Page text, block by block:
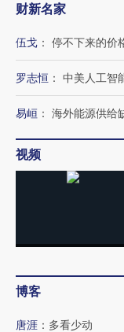
飞行员跨国走私7万
视
育
广】走进第四届链博
让数智科技“链”接产
【
财新名家
伍戈 ： 停不下来的价
罗志恒 ： 中美人工智
易峘 ： 海外能源供给
视频
博客
唐涯 ： 多看少动